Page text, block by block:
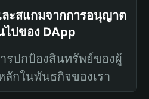
ละสแกมจากการอนุญาต
ไปของ DApp
รปกป้องสินทรัพย์ของผู้
ลักในพันธกิจของเรา